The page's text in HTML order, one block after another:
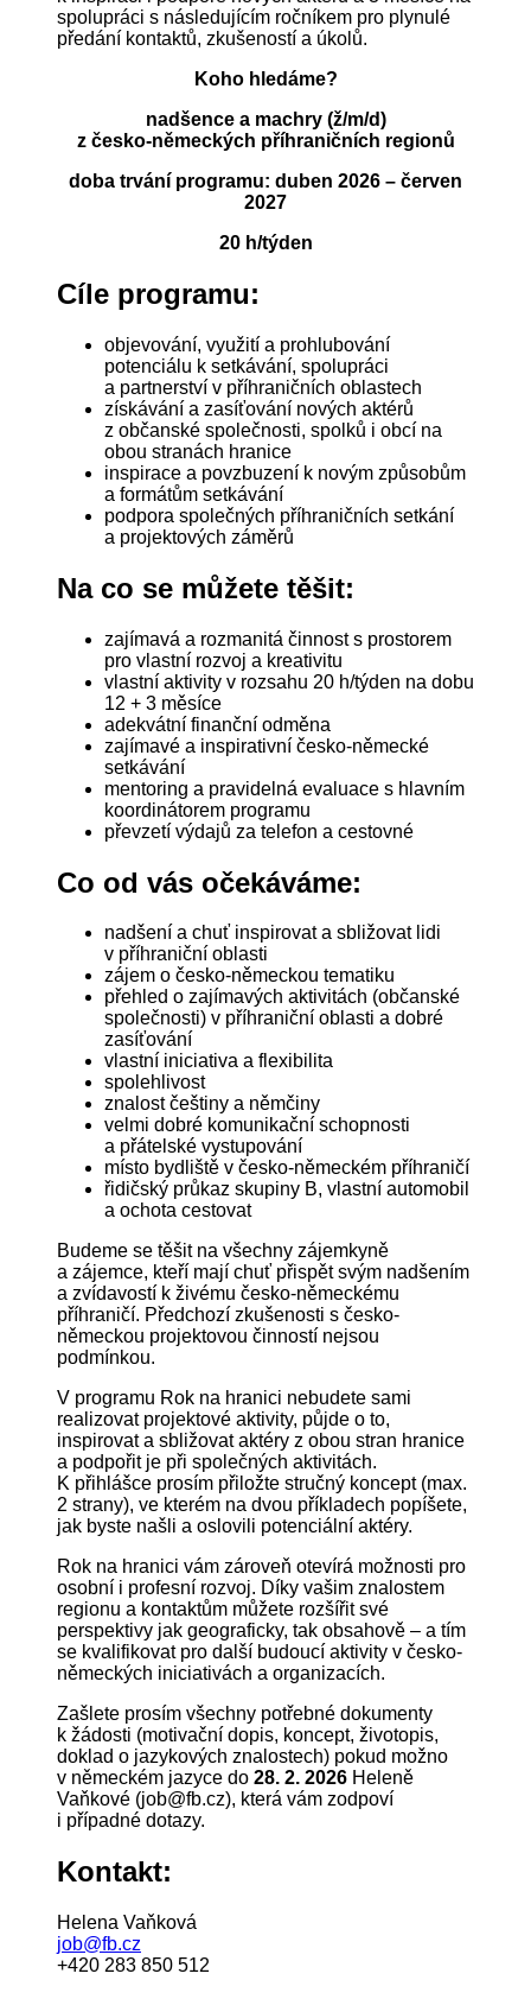
spolupráci s následujícím ročníkem pro plynulé
předání kontaktů, zkušeností a úkolů.
Koho hledáme?
nadšence a machry (ž/m/d)
z česko-německých příhraničních regionů
doba trvání programu: duben 2026 – červen
2027
20 h/týden
Cíle programu:
objevování, využití a prohlubování
potenciálu k setkávání, spolupráci
a partnerství v příhraničních oblastech
získávání a zasíťování nových aktérů
z občanské společnosti, spolků i obcí na
obou stranách hranice
inspirace a povzbuzení k novým způsobům
a formátům setkávání
podpora společných příhraničních setkání
a projektových záměrů
Na co se můžete těšit:
zajímavá a rozmanitá činnost s prostorem
pro vlastní rozvoj a kreativitu
vlastní aktivity v rozsahu 20 h/týden na dobu
12 + 3 měsíce
adekvátní finanční odměna
zajímavé a inspirativní česko-německé
setkávání
mentoring a pravidelná evaluace s hlavním
koordinátorem programu
převzetí výdajů za telefon a cestovné
Co od vás očekáváme:
nadšení a chuť inspirovat a sbližovat lidi
v příhraniční oblasti
zájem o česko-německou tematiku
přehled o zajímavých aktivitách (občanské
společnosti) v příhraniční oblasti a dobré
zasíťování
vlastní iniciativa a flexibilita
spolehlivost
znalost češtiny a němčiny
velmi dobré komunikační schopnosti
a přátelské vystupování
místo bydliště v česko-německém příhraničí
řidičský průkaz skupiny B, vlastní automobil
a ochota cestovat
Budeme se těšit na všechny zájemkyně
a zájemce, kteří mají chuť přispět svým nadšením
a zvídavostí k živému česko-německému
příhraničí. Předchozí zkušenosti s česko-
německou projektovou činností nejsou
podmínkou.
V programu Rok na hranici nebudete sami
realizovat projektové aktivity, půjde o to,
inspirovat a sbližovat aktéry z obou stran hranice
a podpořit je při společných aktivitách.
K přihlášce prosím přiložte stručný koncept (max.
2 strany), ve kterém na dvou příkladech popíšete,
jak byste našli a oslovili potenciální aktéry.
Rok na hranici vám zároveň otevírá možnosti pro
osobní i profesní rozvoj. Díky vašim znalostem
regionu a kontaktům můžete rozšířit své
perspektivy jak geograficky, tak obsahově – a tím
se kvalifikovat pro další budoucí aktivity v česko-
německých iniciativách a organizacích.
Zašlete prosím všechny potřebné dokumenty
k žádosti (motivační dopis, koncept, životopis,
doklad o jazykových znalostech) pokud možno
v německém jazyce do 28. 2. 2026 Heleně
Vaňkové (job@fb.cz), která vám zodpoví
i případné dotazy.
Kontakt:
Helena Vaňková
job@fb.cz
+420 283 850 512